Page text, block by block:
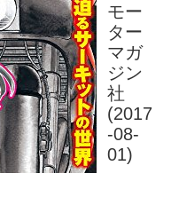
モー
ター
マガ
ジン
社
(2017
-08-
01)